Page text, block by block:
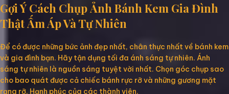
Gợi Ý Cách Chụp Ảnh Bánh Kem Gia Đình
Thật Ấm Áp Và Tự Nhiên
Để có được những bức ảnh đẹp nhất, chân thực nhất về bánh kem
và gia đình bạn. Hãy tận dụng tối đa ánh sáng tự nhiên. Ánh
sáng tự nhiên là nguồn sáng tuyệt vời nhất. Chọn góc chụp sao
cho bao quát được cả chiếc bánh rực rỡ và những gương mặt
rạng rỡ. Hạnh phúc của các thành viên.